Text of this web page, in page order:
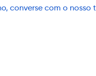
converse com o nosso